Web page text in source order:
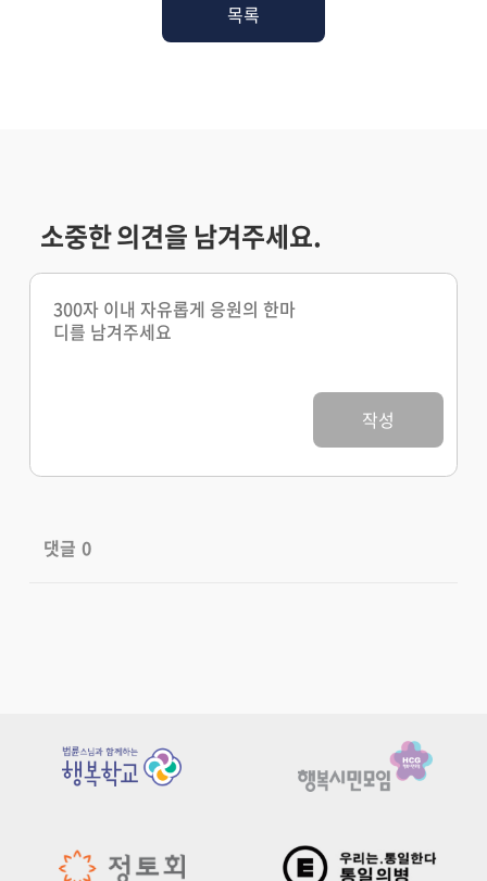
목록
소중한 의견을 남겨주세요.
작성
댓글 0